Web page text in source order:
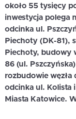
około 55 tysięcy
inwestycja polega
odcinka ul.
Piechoty (DK-81),
Piechoty, budowy
86 (ul.
rozbudowie
odcinka ul. Kolista
Miasta Katowice.